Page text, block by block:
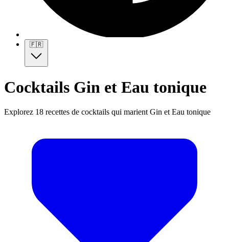
🇫🇷
Cocktails Gin et Eau tonique
Explorez 18 recettes de cocktails qui marient Gin et Eau tonique